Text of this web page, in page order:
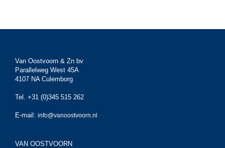
Van Oostvoorn & Zn bv
Parallelweg West 45A
4107 NA Culemborg
Tel. +31 (0)345 515 262
E-mail: info@vanoostvoorn.nl
VAN OOSTVOORN